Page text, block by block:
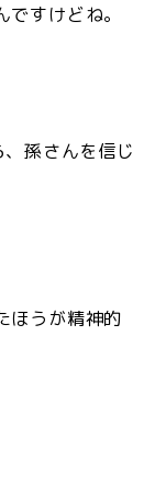
すけどね。
孫さんを信じ
ほうが精神的